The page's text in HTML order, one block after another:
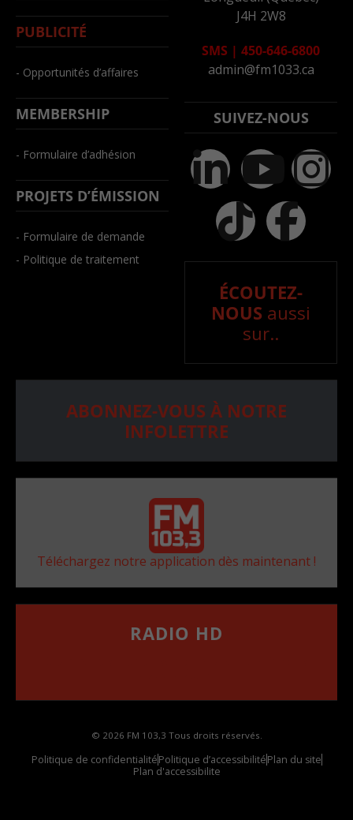
PUBLICITÉ
- Opportunités d’affaires
MEMBERSHIP
- Formulaire d’adhésion
PROJETS D’ÉMISSION
- Formulaire de demande
- Politique de traitement
J4H 2W8
SMS | 450-646-6800
admin@fm1033.ca
SUIVEZ-NOUS
ÉCOUTEZ-
NOUS aussi
sur..
ABONNEZ-VOUS À NOTRE
INFOLETTRE
Téléchargez notre application dès maintenant !
RADIO HD
© 2026 FM 103,3 Tous droits réservés.
Politique de confidentialitéPolitique d’accessibilitéPlan du site
Plan d'accessibilite